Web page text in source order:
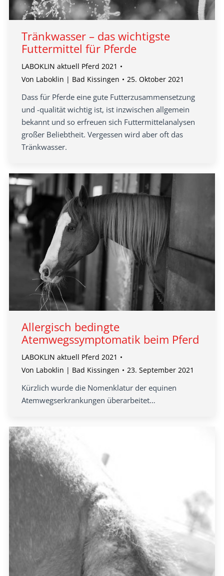
Tränkwasser – das wichtigste
Futtermittel für Pferde
LABOKLIN aktuell Pferd 2021
Von Laboklin | Bad Kissingen 25. Oktober 2021
Dass für Pferde eine gute Futterzusammensetzung
und -qualität wichtig ist, ist inzwischen allgemein
bekannt und so erfreuen sich Futtermittelanalysen
großer Beliebtheit. Vergessen wird aber oft das
Tränkwasser.
Allergisch bedingte
Atemwegssymptomatik beim Pferd
LABOKLIN aktuell Pferd 2021
Von Laboklin | Bad Kissingen 23. September 2021
Kürzlich wurde die Nomenklatur der equinen
Atemwegserkrankungen überarbeitet…